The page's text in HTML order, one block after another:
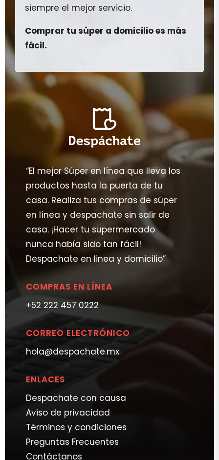
siempre el mejor servicio.
Comprar tu súper a domicilio es más
fácil.
“El mejor Súper en línea que lleva los
productos hasta la puerta de tu
casa. Realiza tus compras de súper
en línea y despachate sin salir de
casa. ¡Hacer tu supermercado
nunca había sido tan fácil!
Despachate en linea y domicilio”
COMPRAS EN LÍNEA
+52 222 457 0222
CORREO ELECTRÓNICO
hola@despachate.mx
ENLACES
Despachate con causa
Aviso de privacidad
Términos y condiciones
Preguntas Frecuentes
Contáctanos